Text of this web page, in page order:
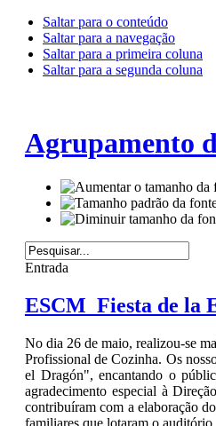
Saltar para o conteúdo
Saltar para a navegação
Saltar para a primeira coluna
Saltar para a segunda coluna
Agrupamento
Entrada
ESCM_Fiesta de la
No dia 26 de maio, realizou-se
Profissional de Cozinha. Os
el Dragón", encantando o
agradecimento especial à
contribuíram com a elaboração
familiares que lotaram o